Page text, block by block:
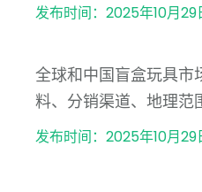
发布时间：2025年10月29
全球和中国盲盒玩具市
料、分销渠道、地理范
发布时间：2025年10月29